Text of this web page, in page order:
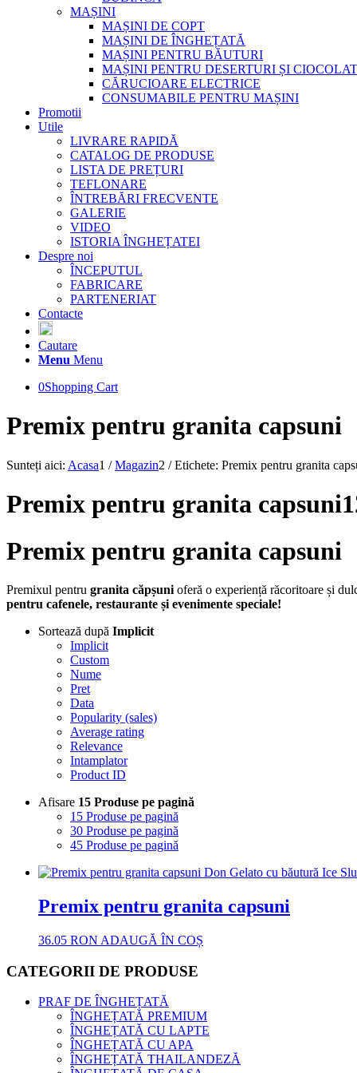
MAȘINI
MAȘINI DE COPT
MAȘINI DE ÎNGHEȚATĂ
MAȘINI PENTRU BĂUTURI
MAȘINI PENTRU DESERTURI ȘI
CĂRUCIOARE ELECTRICE
CONSUMABILE PENTRU MAȘINI
Promotii
Utile
LIVRARE RAPIDĂ
CATALOG DE PRODUSE
LISTA DE PREȚURI
TEFLONARE
ÎNTREBĂRI FRECVENTE
GALERIE
VIDEO
ISTORIA ÎNGHEȚATEI
Despre noi
ÎNCEPUTUL
FABRICARE
PARTENERIAT
Contacte
Cautare
Menu Menu
0Shopping Cart
Premix pentru granita capsuni
Sunteți aici: Acasa1 / Magazin2 / Etichete: Premix pentru granita
Premix pentru granita
Premix pentru granita capsuni
Premixul pentru granita căpșuni oferă o experiență răcoritoare și
pentru cafenele, restaurante și evenimente speciale!
Sortează după Implicit
Implicit
Custom
Nume
Pret
Data
Popularity (sales)
Average rating
Relevance
Intamplator
Product ID
Afisare 15 Produse pe pagină
15 Produse pe pagină
30 Produse pe pagină
45 Produse pe pagină
Premix pentru granita capsuni
36.05 RON ADAUGĂ ÎN COȘ
CATEGORII DE PRODUSE
PRAF DE ÎNGHEȚATĂ
ÎNGHEȚATĂ PREMIUM
ÎNGHEȚATĂ CU LAPTE
ÎNGHEȚATĂ CU APA
ÎNGHEȚATĂ THAILANDEZĂ